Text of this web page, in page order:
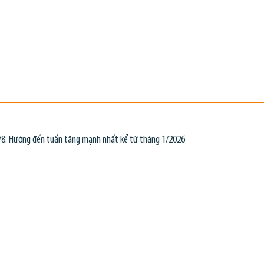
Hướng đến tuần tăng mạnh nhất kể từ tháng 1/2026